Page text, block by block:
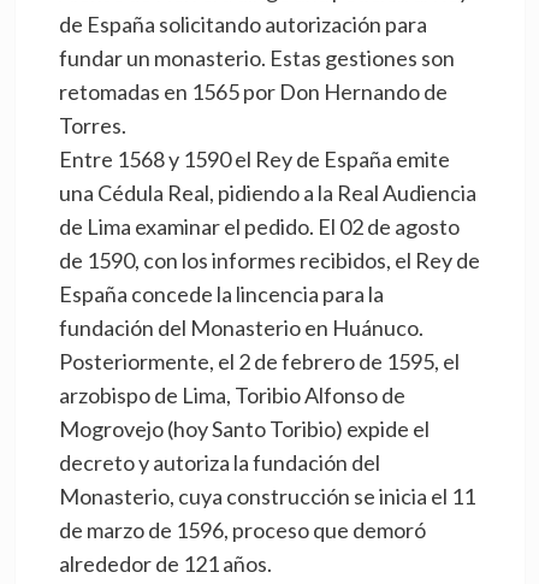
de España solicitando autorización para
fundar un monasterio. Estas gestiones son
retomadas en 1565 por Don Hernando de
Torres.
Entre 1568 y 1590 el Rey de España emite
una Cédula Real, pidiendo a la Real Audiencia
de Lima examinar el pedido. El 02 de agosto
de 1590, con los informes recibidos, el Rey de
España concede la lincencia para la
fundación del Monasterio en Huánuco.
Posteriormente, el 2 de febrero de 1595, el
arzobispo de Lima, Toribio Alfonso de
Mogrovejo (hoy Santo Toribio) expide el
decreto y autoriza la fundación del
Monasterio, cuya construcción se inicia el 11
de marzo de 1596, proceso que demoró
alrededor de 121 años.